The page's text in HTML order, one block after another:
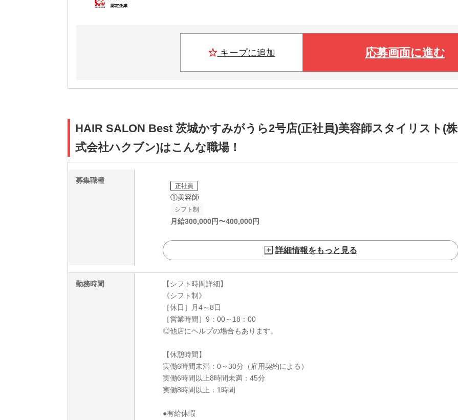
キープに追加 応募画面に進む
HAIR SALON Best 茨城かすみがうら2号店(正社員)美容師スタイリスト(株
式会社ハクブン)はこんな職場！
募集職種
正社員
①美容師
シフト制
月給300,000円〜400,000円
詳細情報をもっと見る
勤務時間
【シフト時間詳細】
《シフト制》
［休日］月4～8日
［営業時間］9：00～18：00
◎他店にヘルプの場合もあります。
【休憩時間】
実働6時間未満：0～30分（雇用契約による）
実働6時間以上8時間未満：45分
実働8時間以上：1時間
●有給休暇